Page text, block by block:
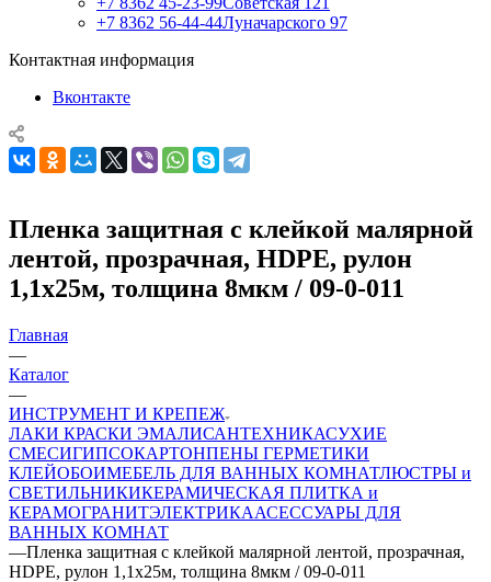
+7 8362 56-44-44Луначарского 97
Контактная информация
Вконтакте
Пленка защитная с клейкой малярной
лентой, прозрачная, HDPE, рулон
1,1х25м, толщина 8мкм / 09-0-011
Главная
—
Каталог
—
ИНСТРУМЕНТ И КРЕПЕЖ
ЛАКИ КРАСКИ ЭМАЛИСАНТЕХНИКАСУХИЕ
СМЕСИГИПСОКАРТОНПЕНЫ ГЕРМЕТИКИ
КЛЕЙОБОИМЕБЕЛЬ ДЛЯ ВАННЫХ КОМНАТЛЮСТРЫ и
СВЕТИЛЬНИКИКЕРАМИЧЕСКАЯ ПЛИТКА и
КЕРАМОГРАНИТЭЛЕКТРИКААСЕССУАРЫ ДЛЯ
ВАННЫХ КОМНАТ
—Пленка защитная с клейкой малярной лентой, прозрачная,
HDPE, рулон 1,1х25м, толщина 8мкм / 09-0-011